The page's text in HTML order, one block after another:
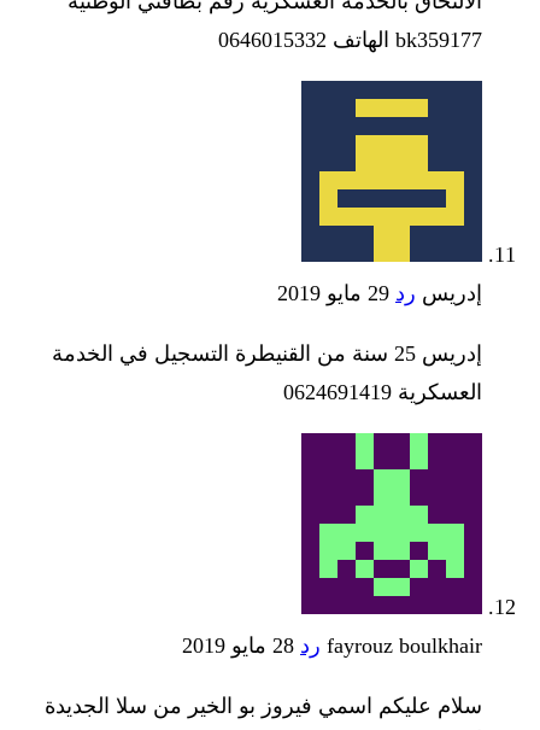
bk359177 الهاتف 0646015332
إدريس رد 29 مايو 2019
إدريس 25 سنة من القنيطرة التسجيل في الخدمة
العسكرية 0624691419
fayrouz boulkhair رد 28 مايو 2019
سلام عليكم اسمي فيروز بو الخير من سلا الجديدة